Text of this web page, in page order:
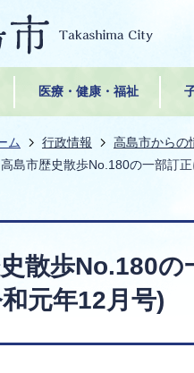
医療・健康・福祉
ム 行政情報 高島市からの
高島市歴史散歩No.180の一部訂
散歩No.180
元年12月号)